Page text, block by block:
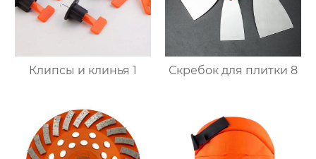
Клипсы и клинья 1 Скребок для плитки 8